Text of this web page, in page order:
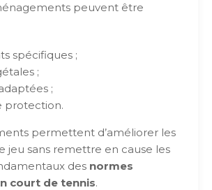
peuvent être
spécifiques ;
;
;
protection.
permettent d’améliorer les
jeu sans remettre en cause les
des normes
court de tennis.